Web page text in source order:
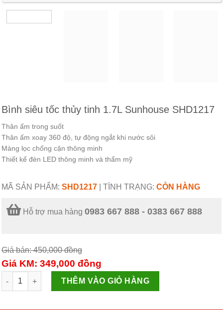
Bình siêu tốc thủy tinh 1.7L Sunhouse SHD1217
Thân ấm trong suốt
Thân ấm xoay 360 độ, tự động ngắt khi nước sôi
Màng lọc chống cặn thông minh
Thiết kế đèn LED thông minh và thẩm mỹ
MÃ SẢN PHẨM: SHD1217 TÌNH TRẠNG: CÒN HÀNG
Hỗ trợ mua hàng 0983 667 888 - 0383 667 888
Giá bán: 450,000đồng
Giá KM: 349,000 đồng
Bình siêu tốc thủy tinh 1.7L Sunhouse SHD1217 số lượng
THÊM VÀO GIỎ HÀNG